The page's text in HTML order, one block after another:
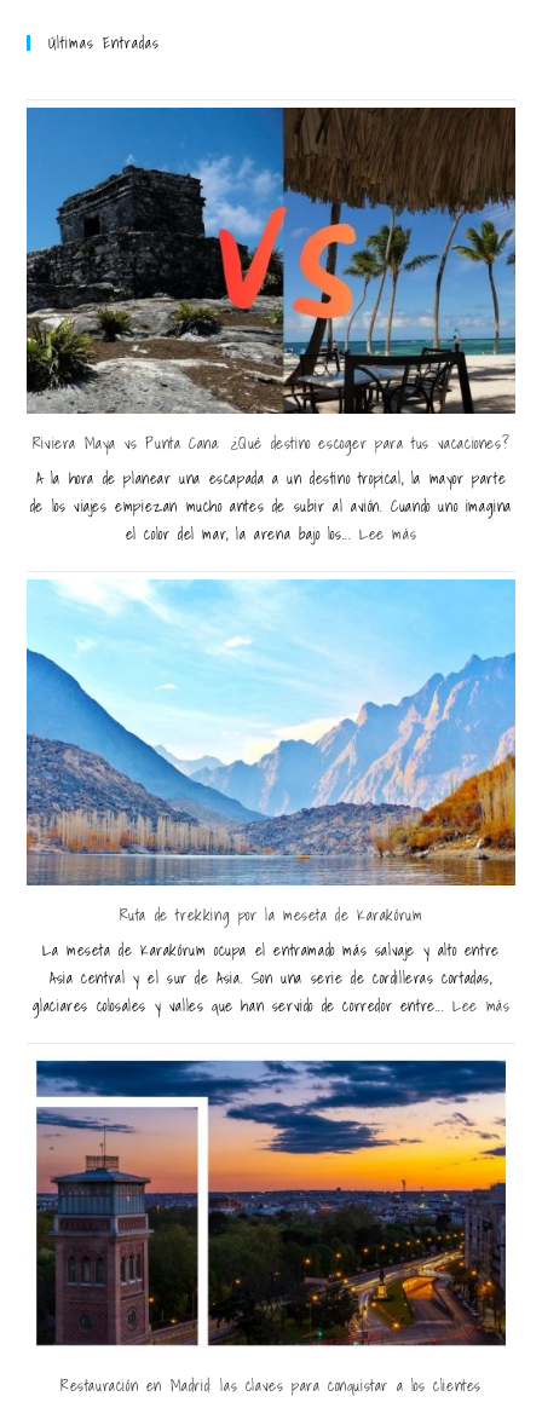
Últimas Entradas
Riviera Maya vs Punta Cana: ¿Qué destino escoger para tus vacaciones?
A la hora de planear una escapada a un destino tropical, la mayor parte
de los viajes empiezan mucho antes de subir al avión. Cuando uno imagina
el color del mar, la arena bajo los...Lee más
Ruta de trekking por la meseta de Karakórum
La meseta de Karakórum ocupa el entramado más salvaje y alto entre
Asia central y el sur de Asia. Son una serie de cordilleras cortadas,
glaciares colosales y valles que han servido de corredor entre...Lee más
Restauración en Madrid: las claves para conquistar a los clientes